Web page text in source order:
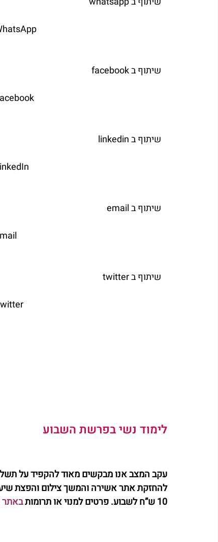
לימוד נשי בפרשת השבוע
עקב המצב אנו מבקשים מאוד להקפיד על
להחזקת אתר אשירה והמשך צילום והפצת
10 ש”ח לשבוע. פרטים למנוי או תרומות